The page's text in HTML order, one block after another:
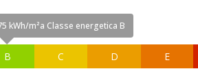
kWh/m²a Classe energetica B
B C D E